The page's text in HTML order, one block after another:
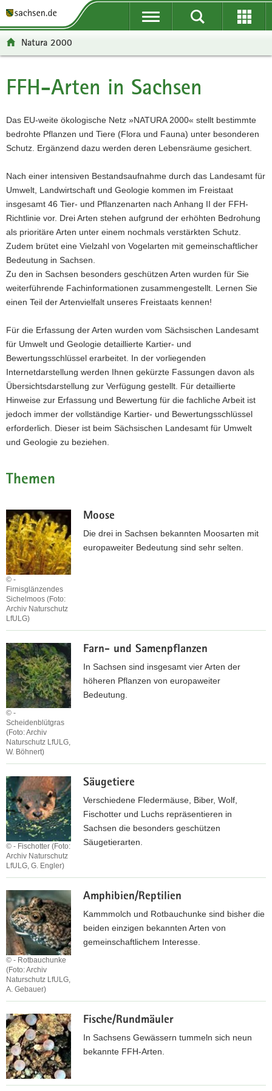
t
ü
e
r
g
e
i
f
e
n
d
e
N
a
v
g
a
t
i
o
n
t
n
v
i
g
t
i
o
n
p
n
a
l
t
t
e
n
f
o
m
a
t
i
o
n
t
-
e
r
e
c
h
Natura 2000
Hauptinhalt
FFH-Arten in Sachsen
Das EU-weite ökologische Netz »NATURA 2000« stellt bestimmte
bedrohte Pflanzen und Tiere (Flora und Fauna) unter besonderen
Schutz. Ergänzend dazu werden deren Lebensräume gesichert.
Nach einer intensiven Bestandsaufnahme durch das Landesamt für
Umwelt, Landwirtschaft und Geologie kommen im Freistaat
insgesamt 46 Tier- und Pflanzenarten nach Anhang II der FFH-
Richtlinie vor. Drei Arten stehen aufgrund der erhöhten Bedrohung
als prioritäre Arten unter einem nochmals verstärkten Schutz.
Zudem brütet eine Vielzahl von Vogelarten mit gemeinschaftlicher
Bedeutung in Sachsen.
Zu den in Sachsen besonders geschützen Arten wurden für Sie
weiterführende Fachinformationen zusammengestellt. Lernen Sie
einen Teil der Artenvielfalt unseres Freistaats kennen!
Für die Erfassung der Arten wurden vom Sächsischen Landesamt
für Umwelt und Geologie detaillierte Kartier- und
Bewertungsschlüssel erarbeitet. In der vorliegenden
Internetdarstellung werden Ihnen gekürzte Fassungen davon als
Übersichtsdarstellung zur Verfügung gestellt. Für detaillierte
Hinweise zur Erfassung und Bewertung für die fachliche Arbeit ist
jedoch immer der vollständige Kartier- und Bewertungsschlüssel
erforderlich. Dieser ist beim Sächsischen Landesamt für Umwelt
und Geologie zu beziehen.
Themen
Moose
© -
Firnisglänzendes
Sichelmoos (Foto:
Archiv Naturschutz
LfULG)
Die drei in Sachsen bekannten Moosarten mit
europaweiter Bedeutung sind sehr selten.
o
o
s
e
Farn- und Samenpflanzen
© -
Scheidenblütgras
(Foto: Archiv
Naturschutz LfULG,
W. Böhnert)
In Sachsen sind insgesamt vier Arten der
höheren Pflanzen von europaweiter
Bedeutung.
a
r
n
-
u
n
d
S
a
m
e
n
p
f
l
a
z
e
n
Säugetiere
© - Fischotter (Foto:
Archiv Naturschutz
LfULG, G. Engler)
Verschiedene Fledermäuse, Biber, Wolf,
Fischotter und Luchs repräsentieren in
Sachsen die besonders geschützen
Säugetierarten.
ä
u
g
e
t
i
e
r
Amphibien/Reptilien
© - Rotbauchunke
(Foto: Archiv
Naturschutz LfULG,
A. Gebauer)
Kammmolch und Rotbauchunke sind bisher die
beiden einzigen bekannten Arten von
gemeinschaftlichem Interesse.
m
p
h
i
b
Fische/Rundmäuler
In Sachsens Gewässern tummeln sich neun
bekannte FFH-Arten.